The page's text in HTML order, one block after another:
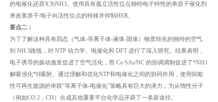
的电催化还原X为NH3。使用具有孤立活性位点独特电子特性的单原子催化剂
来改善质子/电子向活性位点的转移并抑制HER。
要点二：
为了了解这种具有四态（气体-等离子体-液体-固体）物质转化的独特的空气
到 NH 3路线，对 NTP 动力学、电催化和 DFT 进行了深入研究。结果表明，
电子诱导的振动激发促进了空气活化，而 Co SAs/NC 的协调调制促进了*NH3
解吸强化*H吸附。通过理解和优化NTP和电催化之间的协同作用，使用间歇
性可再生能源的串联“等离子体-电催化”策略具有巨大的潜力，为从惰性分子
（例如CO 2，CH）合成其他重要平台化学品开辟了一条新途径。